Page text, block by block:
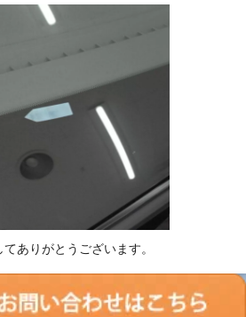
ありがとうございます。